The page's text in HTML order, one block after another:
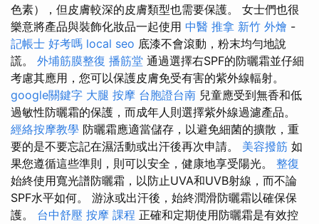
色素），但皮膚較深的皮膚類型也需要保護。 女士們也很
樂意將產品與裝飾化妝品一起使用 中醫 推拿 新竹 外燴 -
記帳士 好考嗎 local seo 底漆不會滾動，粉末均勻地說
謊。 外埔筋膜整復 播筋堂 通過選擇右SPF的防曬霜並仔細
考慮其應用，您可以保護皮膚免受有害的紫外線輻射。
google關鍵字 大腿 按摩 台胞證台南 兒童應受到無香和低
過敏性防曬霜的保護，而成年人則選擇紫外線過濾產品。
經絡按摩教學 防曬霜應適當儲存，以避免細菌的擴散，重
要的是不要忘記在濕活動或出汗後再次申請。 美容撥筋 如
果您遵循這些準則，則可以安全，健康地享受陽光。 整復
始終使用寬光譜防曬霜，以防止UVA和UVB射線，而不論
SPF水平如何。 游泳或出汗後，始終潤滑防曬霜以確保保
護。 台中舒壓 按摩 課程 正確和定期使用防曬霜是有效控